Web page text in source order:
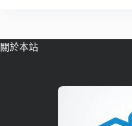
關於本站